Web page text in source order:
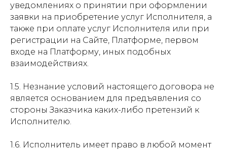
уведомлениях о принятии при оформлении
заявки на приобретение услуг Исполнителя, а
также при оплате услуг Исполнителя или при
регистрации на Сайте, Платформе, первом
входе на Платформу, иных подобных
взаимодействиях.
1.5. Незнание условий настоящего договора не
является основанием для предъявления со
стороны Заказчика каких-либо претензий к
Исполнителю.
1.6. Исполнитель имеет право в любой момент